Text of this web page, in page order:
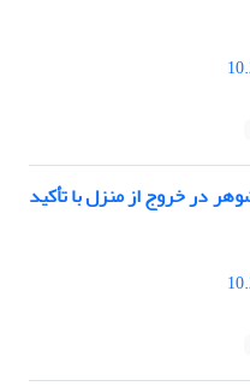
در خروج از منزل با تأکید